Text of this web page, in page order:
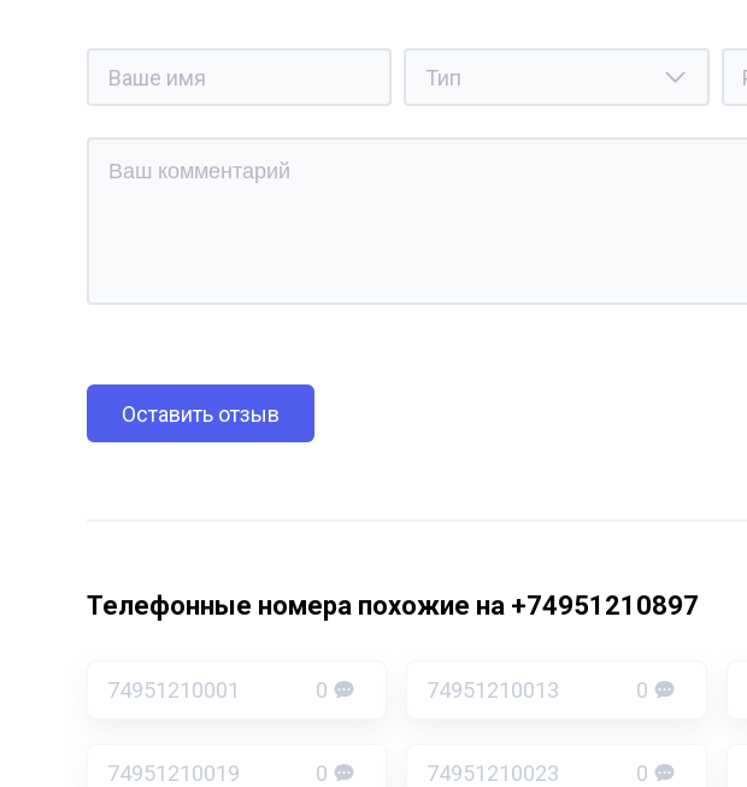
Оставить отзыв
Телефонные номера похожие на +74951210897
74951210001 0 74951210013 0
74951210019 0 74951210023 0